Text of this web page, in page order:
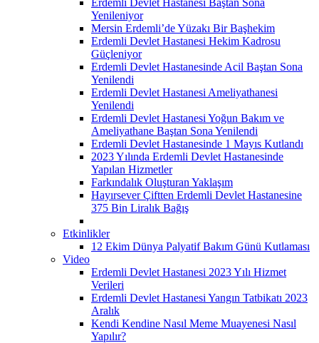
Yenileniyor
Mersin Erdemli’de Yüzakı Bir Başhekim
Erdemli Devlet Hastanesi Hekim Kadrosu
Güçleniyor
Erdemli Devlet Hastanesinde Acil Baştan Sona
Yenilendi
Erdemli Devlet Hastanesi Ameliyathanesi
Yenilendi
Erdemli Devlet Hastanesi Yoğun Bakım ve
Ameliyathane Baştan Sona Yenilendi
Erdemli Devlet Hastanesinde 1 Mayıs Kutlandı
2023 Yılında Erdemli Devlet Hastanesinde
Yapılan Hizmetler
Farkındalık Oluşturan Yaklaşım
Hayırsever Çiftten Erdemli Devlet Hastanesine
375 Bin Liralık Bağış
Etkinlikler
12 Ekim Dünya Palyatif Bakım Günü Kutlaması
Video
Erdemli Devlet Hastanesi 2023 Yılı Hizmet
Verileri
Erdemli Devlet Hastanesi Yangın Tatbikatı 2023
Aralık
Kendi Kendine Nasıl Meme Muayenesi Nasıl
Yapılır?